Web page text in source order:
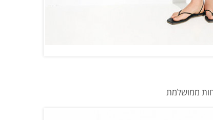
ממושלמת